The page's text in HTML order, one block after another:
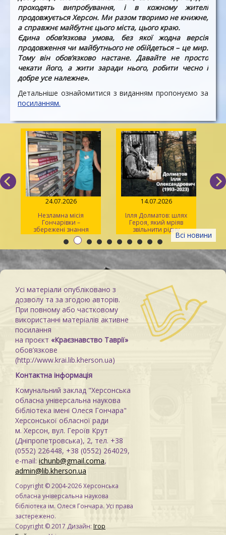
проходять випробування, і в кожному жителі
продовжується Херсон. Ми разом творимо не книжне,
а справжнє майбутнє цього міста, цього краю.
Єдина обов’язкова умова, без якої жодна версія
продовження чи майбутнього не обійдеться – це мир.
Тому він обов’язково настане. Давайте не просто
чекати його, а жити заради нього, робити чесно і
добре усе належне».
Детальніше ознайомитися з виданням пропонуємо за
посиланням.
Всі новини
24.07.2026
Незламна місія
Гончарівки –
збережені знання
14.07.2026
Ілля Долматов: шлях
Героя, який мріяв
звільнити рідну
Каховку
Усі матеріали опубліковано з
дозволу та за згодою авторів.
При повному або частковому
використанні матеріалів активне
посилання
на проєкт «Краєзнавство Таврії»
обов’язкове
(http://www.krai.lib.kherson.ua)
Контактна інформація
Комунальний заклад "Херсонська
обласна універсальна наукова
бібліотека імені Олеся Гончара"
Херсонської обласної ради
м. Херсон, вул. Героїв Крут
(Дніпропетровська), 2, тел. +38
(0552) 226448, +38 (0552) 264029,
e-mail: ichunb@gmail.coma,
admin@lib.kherson.ua
Copyright © 2004-2026 Херсонська
обласна універсальна наукова
бібліотека ім. Олеся Гончара. Усі права
застережено.
Copyright © 2017 Дизайн: Ігор